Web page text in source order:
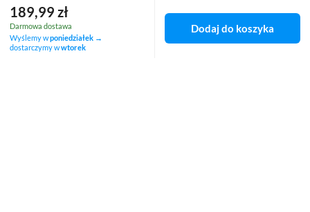
Zamówienia
189,99 zł
Darmowa dostawa
Wyślemy wponiedziałek →
dostarczymy wwtorek
Dodaj do koszyka